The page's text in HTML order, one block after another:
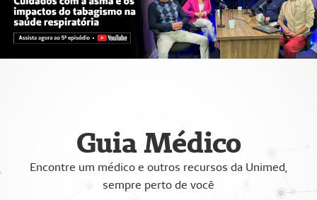
Guia Médico
Encontre um médico e outros recursos da Unimed,
sempre perto de você